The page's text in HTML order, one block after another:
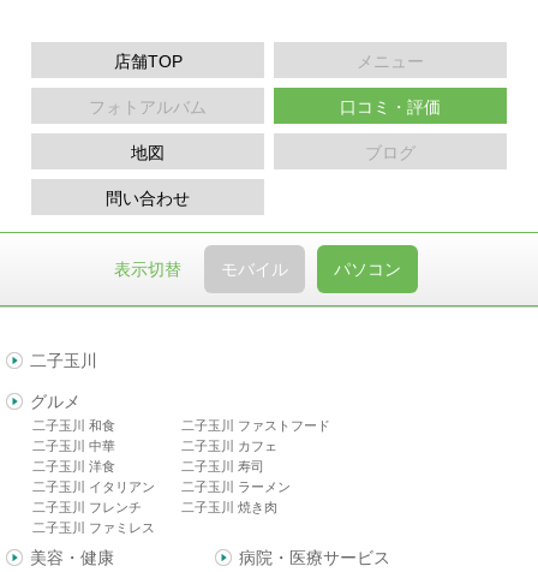
店舗TOP メニュー
フォトアルバム 口コミ・評価
地図 ブログ
問い合わせ
表示切替 モバイル パソコン
二子玉川
グルメ
二子玉川 和食
二子玉川 中華
二子玉川 洋食
二子玉川 イタリアン
二子玉川 フレンチ
二子玉川 ファミレス
二子玉川 ファストフード
二子玉川 カフェ
二子玉川 寿司
二子玉川 ラーメン
二子玉川 焼き肉
美容・健康 病院・医療サービス